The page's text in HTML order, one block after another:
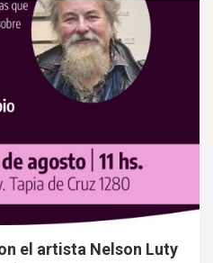
el artista Nelson Luty